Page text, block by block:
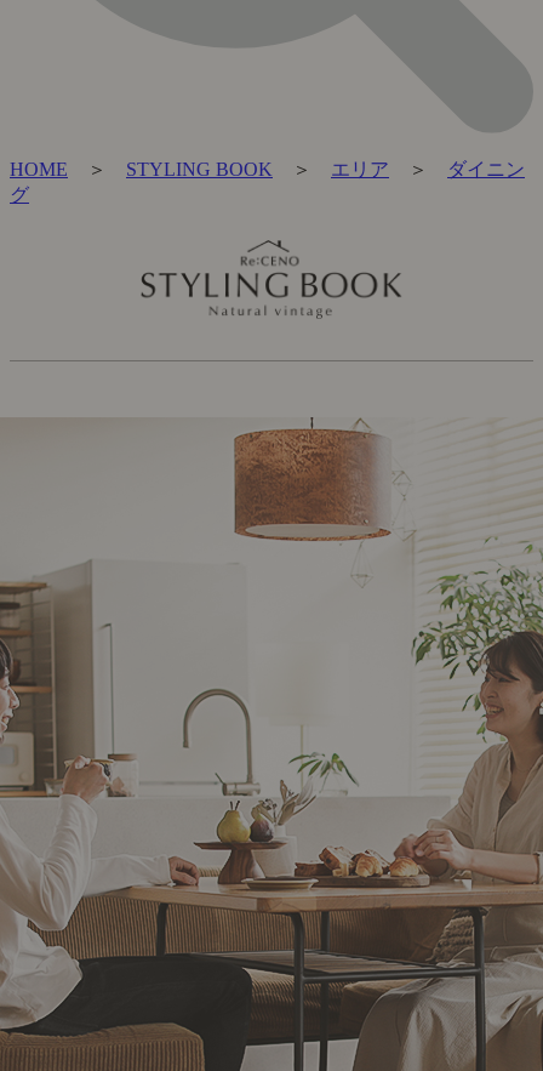
HOME ＞ STYLING BOOK ＞ エリア ＞
ダイニン
グ